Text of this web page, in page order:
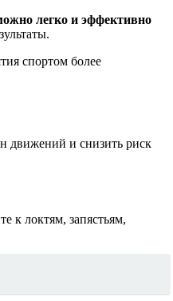
легко и эффективно
спортом более
движений и снизить риск
к локтям, запястьям,